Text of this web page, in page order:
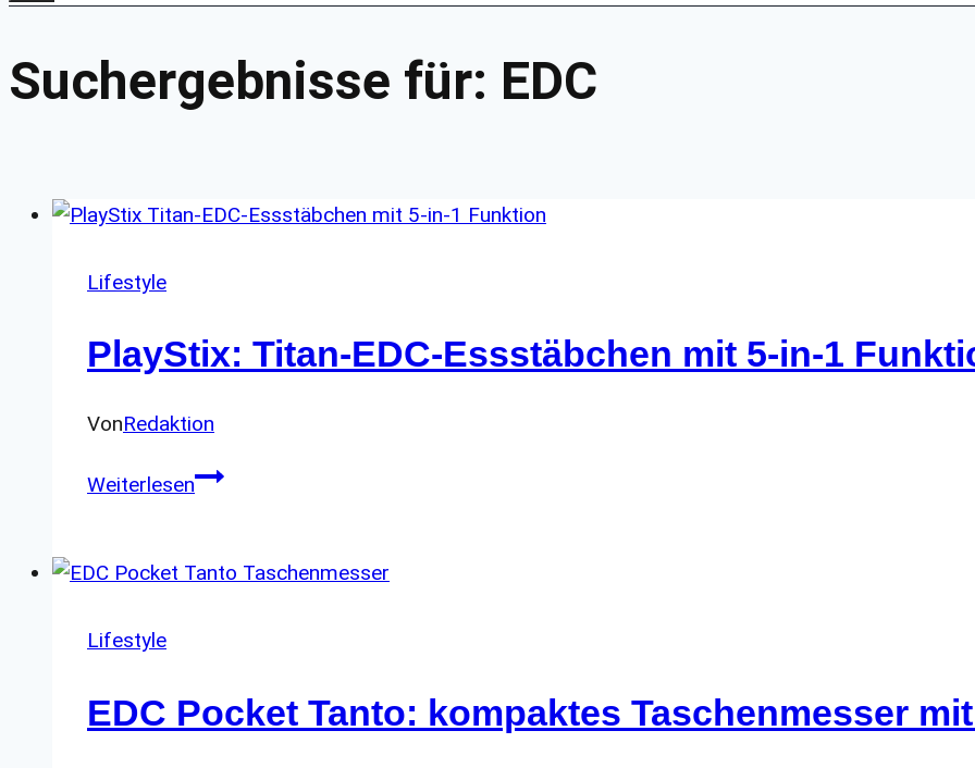
Suchergebnisse für: EDC
Lifestyle
PlayStix: Titan-EDC-Essstäbchen mit 5-in-1
VonRedaktion
WeiterlesenPlayStix:
Essstäbchen
1
Funktion
Lifestyle
EDC Pocket Tanto: kompaktes Taschenmesser